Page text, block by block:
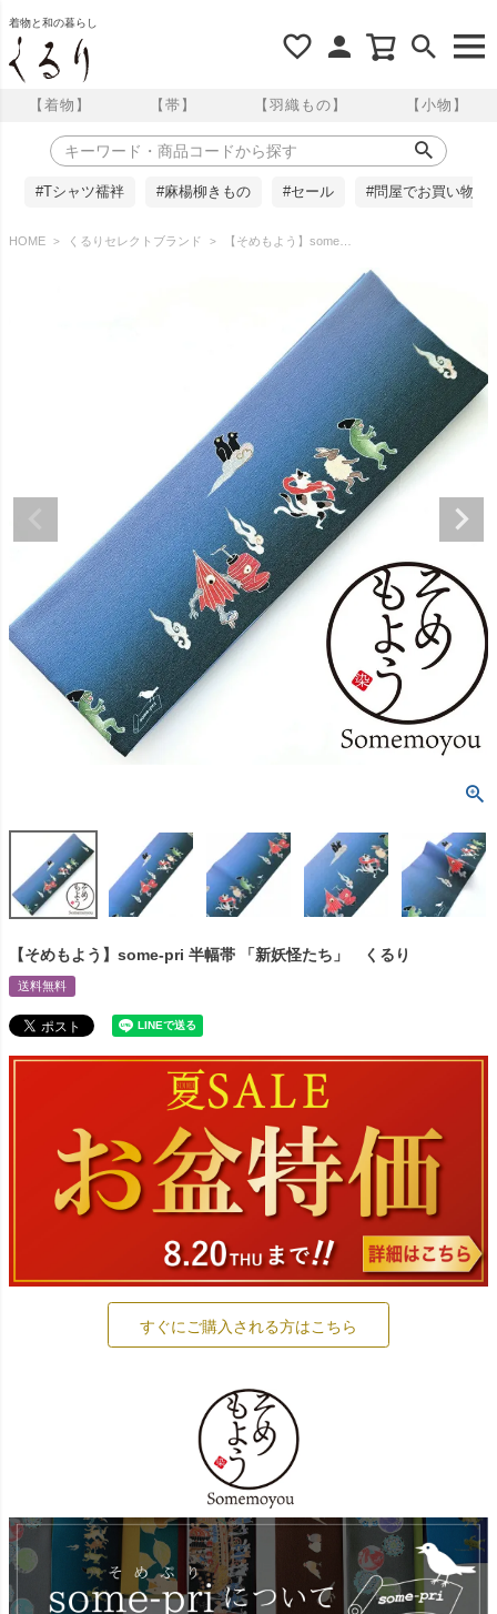
着物と和の暮らし
【着物】 【帯】 【羽織もの】 【小物】
#Tシャツ襦袢 #麻楊柳きもの #セール #問屋でお買い物
HOME くるりセレクトブランド 【そめもよう】some-pri 半幅帯 「新妖怪たち」 くるり
【そめもよう】some-pri 半幅帯 「新妖怪たち」 くるり
送料無料
すぐにご購入される方はこちら